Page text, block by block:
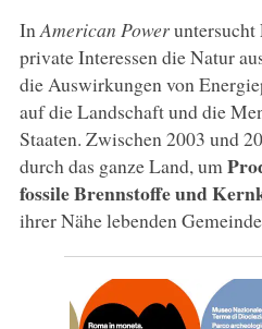
In American Poweruntersucht
private Interessen die Natur
die Auswirkungen von
auf die Landschaft und die
Staaten. Zwischen 2003 und
durch das ganze Land, um
fossile Brennstoffe und
ihrer Nähe lebenden